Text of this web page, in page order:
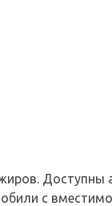
Доступны
с